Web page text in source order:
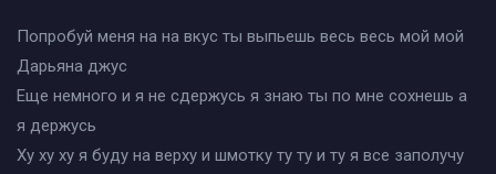
Попробуй меня на на вкус ты выпьешь весь весь мой мой
Дарьяна джус
Еще немного и я не сдержусь я знаю ты по мне сохнешь а
я держусь
Ху ху ху я буду на верху и шмотку ту ту и ту я все заполучу